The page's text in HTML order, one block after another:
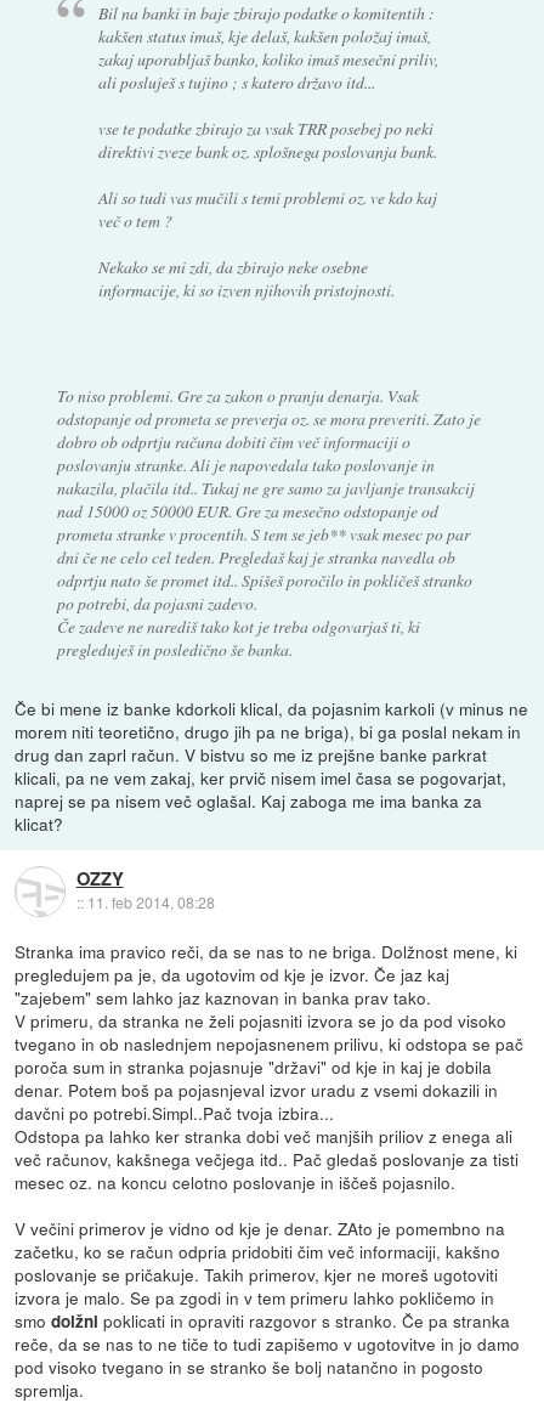
Bil na banki in baje zbirajo podatke o komitentih :
kakšen status imaš, kje delaš, kakšen položaj imaš,
zakaj uporabljaš banko, koliko imaš mesečni priliv,
ali posluješ s tujino ; s katero državo itd...
vse te podatke zbirajo za vsak TRR posebej po neki
direktivi zveze bank oz. splošnega poslovanja bank.
Ali so tudi vas mučili s temi problemi oz. ve kdo kaj
več o tem ?
Nekako se mi zdi, da zbirajo neke osebne
informacije, ki so izven njihovih pristojnosti.
To niso problemi. Gre za zakon o pranju denarja. Vsak
odstopanje od prometa se preverja oz. se mora preveriti. Zato je
dobro ob odprtju računa dobiti čim več informaciji o
poslovanju stranke. Ali je napovedala tako poslovanje in
nakazila, plačila itd.. Tukaj ne gre samo za javljanje transakcij
nad 15000 oz 50000 EUR. Gre za mesečno odstopanje od
prometa stranke v procentih. S tem se jeb** vsak mesec po par
dni če ne celo cel teden. Pregledaš kaj je stranka navedla ob
odprtju nato še promet itd.. Spišeš poročilo in pokličeš stranko
po potrebi, da pojasni zadevo.
Če zadeve ne narediš tako kot je treba odgovarjaš ti, ki
pregleduješ in posledično še banka.
Če bi mene iz banke kdorkoli klical, da pojasnim karkoli (v minus ne
morem niti teoretično, drugo jih pa ne briga), bi ga poslal nekam in
drug dan zaprl račun. V bistvu so me iz prejšne banke parkrat
klicali, pa ne vem zakaj, ker prvič nisem imel časa se pogovarjat,
naprej se pa nisem več oglašal. Kaj zaboga me ima banka za
klicat?
OZZY
:: 11. feb 2014, 08:28
Stranka ima pravico reči, da se nas to ne briga. Dolžnost mene, ki
pregledujem pa je, da ugotovim od kje je izvor. Če jaz kaj
"zajebem" sem lahko jaz kaznovan in banka prav tako.
V primeru, da stranka ne želi pojasniti izvora se jo da pod visoko
tvegano in ob naslednjem nepojasnenem prilivu, ki odstopa se pač
poroča sum in stranka pojasnuje "državi" od kje in kaj je dobila
denar. Potem boš pa pojasnjeval izvor uradu z vsemi dokazili in
davčni po potrebi.Simpl..Pač tvoja izbira...
Odstopa pa lahko ker stranka dobi več manjših priliov z enega ali
več računov, kakšnega večjega itd.. Pač gledaš poslovanje za tisti
mesec oz. na koncu celotno poslovanje in iščeš pojasnilo.
V večini primerov je vidno od kje je denar. ZAto je pomembno na
začetku, ko se račun odpria pridobiti čim več informaciji, kakšno
poslovanje se pričakuje. Takih primerov, kjer ne moreš ugotoviti
izvora je malo. Se pa zgodi in v tem primeru lahko pokličemo in
smodolžni poklicati in opraviti razgovor s stranko. Če pa stranka
reče, da se nas to ne tiče to tudi zapišemo v ugotovitve in jo damo
pod visoko tvegano in se stranko še bolj natančno in pogosto
spremlja.